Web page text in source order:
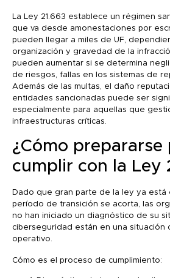
La Ley 21.663 establece un régimen
que va desde amonestaciones por
pueden llegar a miles de UF,
organización y gravedad de la
pueden aumentar si se determina
de riesgos, fallas en los sistemas de
Además de las multas, el daño
entidades sancionadas puede ser
especialmente para aquellas que
infraestructuras críticas.
¿Cómo prepararse
cumplir con la Ley
Dado que gran parte de la ley ya está
período de transición se acorta, las
no han iniciado un diagnóstico de su
ciberseguridad están en una
operativo.
Cómo es el proceso de cumplimiento: